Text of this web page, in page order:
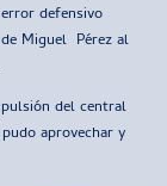
defensivo
Miguel Pérez al
del central
aprovechar y